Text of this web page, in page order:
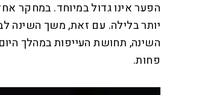
יותר בלילה. עם זאת, משך השינה
השינה, תחושת העייפות במהלך
פחות.